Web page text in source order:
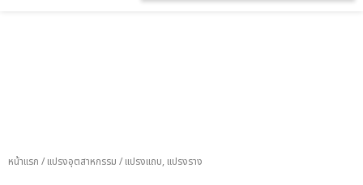
หน้าแรก / แปรงอุตสาหกรรม / แปรงแถบ, แปรงราง